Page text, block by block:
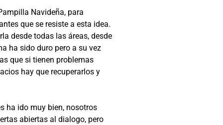
Navideña, para
que se resiste a esta idea.
desde todas las áreas, desde
ha sido duro pero a su vez
que si tienen problemas
hay que recuperarlos y
ha ido muy bien, nosotros
abiertas al dialogo, pero